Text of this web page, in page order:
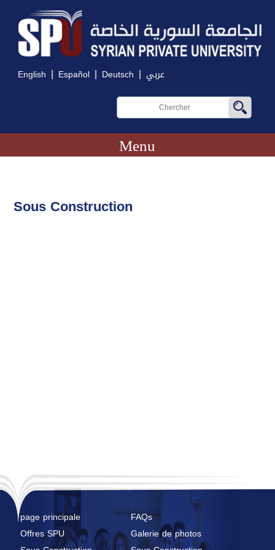
English | Español | Deutsch | عربي
Menu
Sous Construction
page principale
FAQs
Offres SPU
Galerie de photos